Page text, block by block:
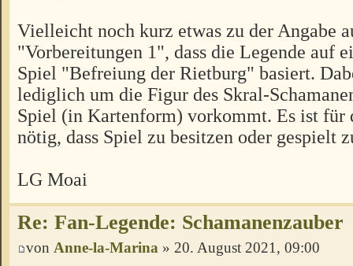
Vielleicht noch kurz etwas zu der Angabe
"Vorbereitungen 1", dass die Legende auf
Spiel "Befreiung der Rietburg" basiert.
lediglich um die Figur des Skral-
Spiel (in Kartenform) vorkommt. Es ist für
nötig, dass Spiel zu besitzen oder gespielt
LG Moai
Re: Fan-Legende: Schamanenzauber
von Anne-la-Marina » 20. August 2021, 09:00